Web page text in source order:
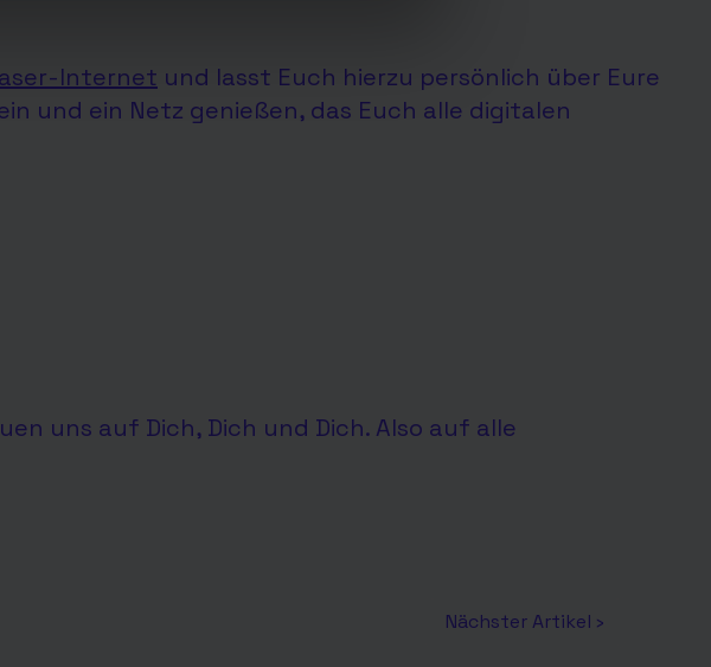
Internet und lasst Euch hierzu persönlich über Eure
und ein Netz genießen, das Euch alle digitalen
uns auf Dich, Dich und Dich. Also auf alle
Nächster Artikel ›